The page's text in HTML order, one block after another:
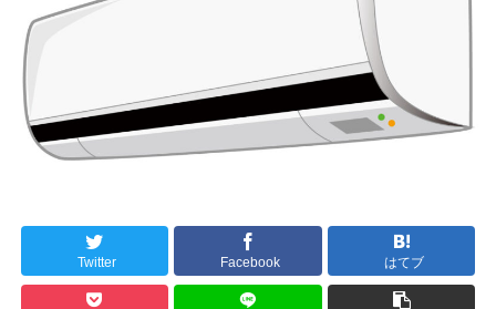
Twitter Facebook はてブ